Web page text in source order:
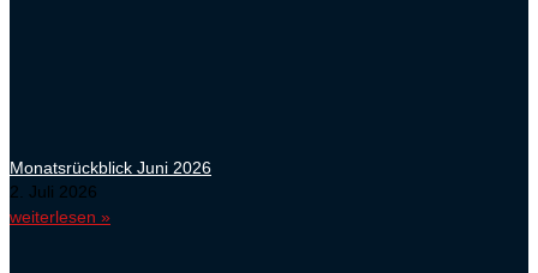
Monatsrückblick Juni 2026
2. Juli 2026
weiterlesen »